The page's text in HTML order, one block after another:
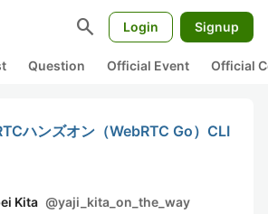
search Login Signup
Question Official Event Official
ハンズオン（WebRTC Go）CLI
Kita @yaji_kita_on_the_way